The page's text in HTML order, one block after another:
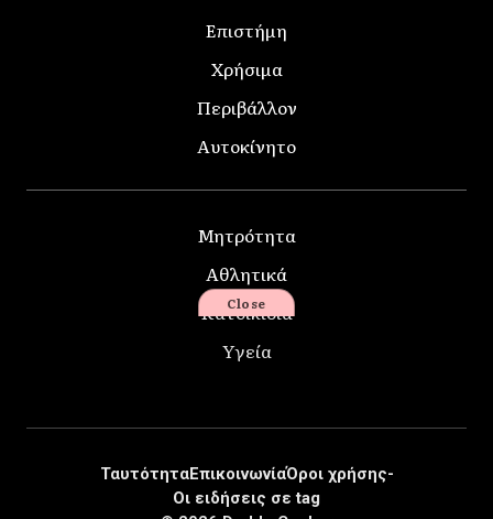
Επιστήμη
Χρήσιμα
Περιβάλλον
Αυτοκίνητο
Μητρότητα
Αθλητικά
Κατοικίδια
Υγεία
ΤαυτότηταΕπικοινωνίαΌροι χρήσης-
Οι ειδήσεις σε tag
Close